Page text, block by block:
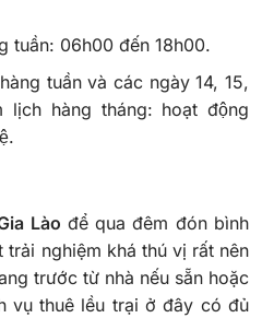
tuần: 06h00 đến 18h00.
tuần và các ngày 14, 15,
hàng tháng: hoạt động
Lào để qua đêm đón bình
trải nghiệm khá thú vị rất nên
trước từ nhà nếu sẵn hoặc
vụ thuê lều trại ở đây có đủ